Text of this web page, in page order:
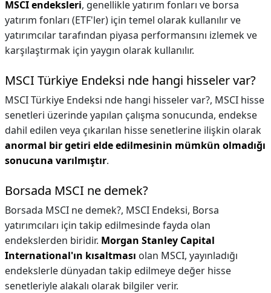
MSCI endeksleri, genellikle yatırım fonları ve borsa
yatırım fonları (ETF'ler) için temel olarak kullanılır ve
yatırımcılar tarafından piyasa performansını izlemek ve
karşılaştırmak için yaygın olarak kullanılır.
MSCI Türkiye Endeksi nde hangi hisseler var?
MSCI Türkiye Endeksi nde hangi hisseler var?, MSCI hisse
senetleri üzerinde yapılan çalışma sonucunda, endekse
dahil edilen veya çıkarılan hisse senetlerine ilişkin olarak
anormal bir getiri elde edilmesinin mümkün olmadığı
sonucuna varılmıştır.
Borsada MSCI ne demek?
Borsada MSCI ne demek?, MSCI Endeksi, Borsa
yatırımcıları için takip edilmesinde fayda olan
endekslerden biridir. Morgan Stanley Capital
International'ın kısaltması olan MSCI, yayınladığı
endekslerle dünyadan takip edilmeye değer hisse
senetleriyle alakalı olarak bilgiler verir.